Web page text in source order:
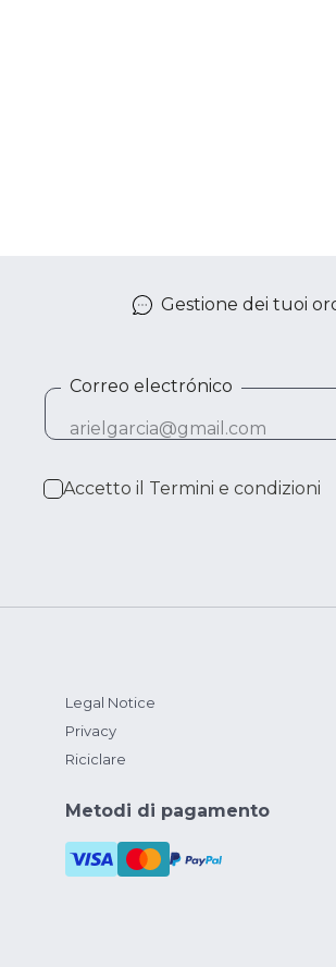
Gestione dei tuoi
Correo electrónico
Accetto il Termini e condizioni
Legal Notice
Privacy
Riciclare
Metodi di pagamento